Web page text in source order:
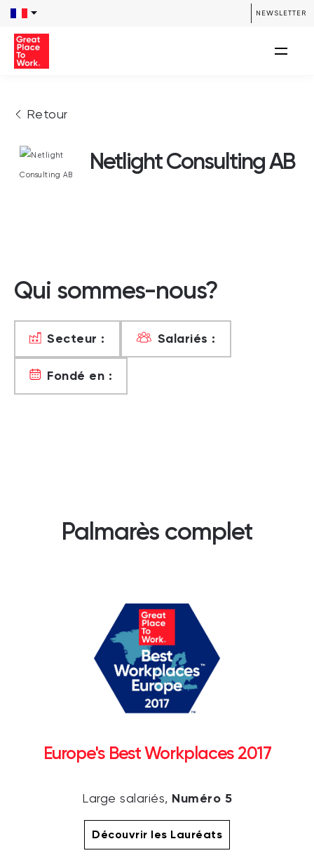
NEWSLETTER
Retour
Netlight Consulting AB
Qui sommes-nous?
Secteur : Salariés :
Fondé en :
Palmarès complet
Europe's Best Workplaces 2017
Large salariés, Numéro 5
Découvrir les Lauréats